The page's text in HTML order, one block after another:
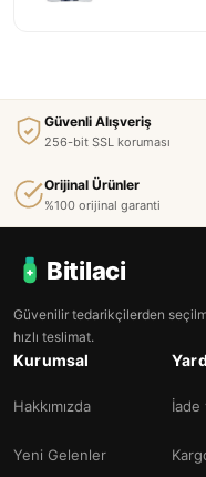
Güvenli Alışveriş
256-bit SSL koruması
Orijinal Ürünler
%100 orijinal garanti
Bitilaci
Güvenilir tedarikçilerden
hızlı teslimat.
Kurumsal
Hakkımızda
Yeni Gelenler
İade